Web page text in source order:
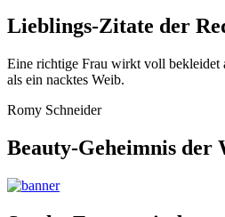
Lieblings-Zitate der
Eine richtige Frau wirkt voll bekleidet
als ein nacktes Weib.
Romy Schneider
Beauty-Geheimnis der